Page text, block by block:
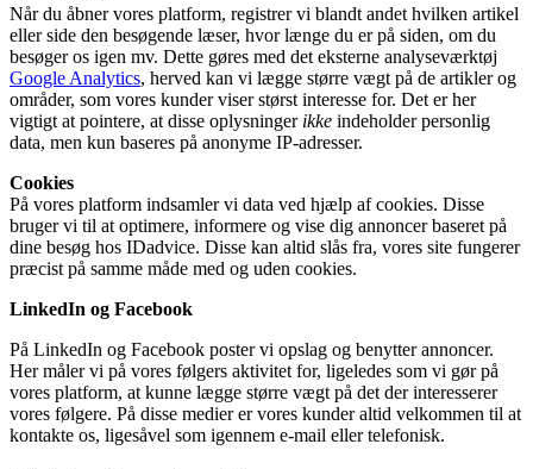
Når du åbner vores platform, registrer vi blandt andet hvilken artikel
eller side den besøgende læser, hvor længe du er på siden, om du
besøger os igen mv. Dette gøres med det eksterne analyseværktøj
Google Analytics, herved kan vi lægge større vægt på de artikler og
områder, som vores kunder viser størst interesse for. Det er her
vigtigt at pointere, at disse oplysninger ikke indeholder personlig
data, men kun baseres på anonyme IP-adresser.
Cookies
På vores platform indsamler vi data ved hjælp af cookies. Disse
bruger vi til at optimere, informere og vise dig annoncer baseret på
dine besøg hos IDadvice. Disse kan altid slås fra, vores site fungerer
præcist på samme måde med og uden cookies.
LinkedIn og Facebook
På LinkedIn og Facebook poster vi opslag og benytter annoncer.
Her måler vi på vores følgers aktivitet for, ligeledes som vi gør på
vores platform, at kunne lægge større vægt på det der interesserer
vores følgere. På disse medier er vores kunder altid velkommen til at
kontakte os, ligesåvel som igennem e-mail eller telefonisk.